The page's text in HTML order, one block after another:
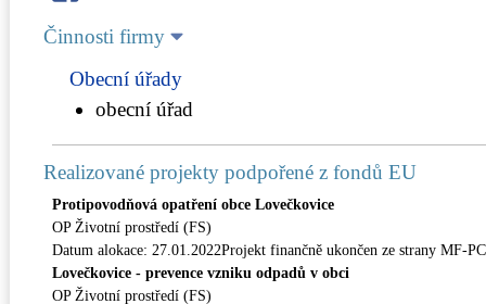
Činnosti firmy
Obecní úřady
obecní úřad
Realizované projekty podpořené z fondů EU
Protipovodňová opatření obce Lovečkovice
OP Životní prostředí (FS)
Datum alokace: 27.01.2022Projekt finančně ukončen ze strany MF-
Lovečkovice - prevence vzniku odpadů v obci
OP Životní prostředí (FS)